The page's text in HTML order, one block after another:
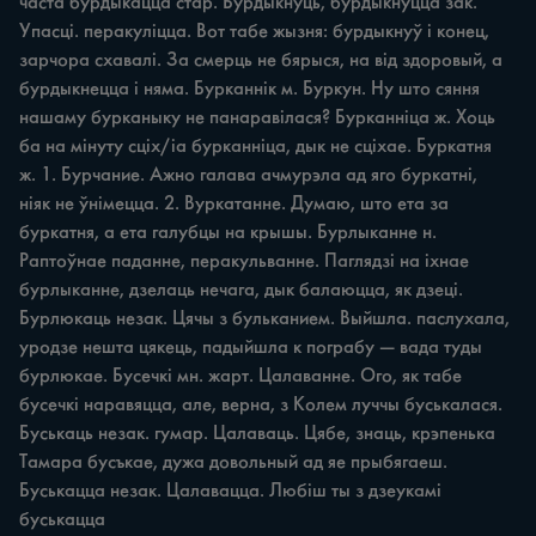
Упасці. перакуліцца. Вот табе жызня: бурдыкнуў i конец,
зарчора схавалі. За смерць не бярыся, на від здоровый, а
бурдыкнецца i няма. Бурканнік м. Буркун. Ну што сяння
нашаму бурканыку не панаравілася? Бурканніца ж. Хоць
ба на мінуту сціх/іа бурканніца, дык не сціхае. Буркатня
ж. 1. Бурчание. Ажно галава ачмурэла ад яго буркатні,
ніяк не ўнімецца. 2. Вуркатанне. Думаю, што ета за
буркатня, а ета галубцы на крышы. Бурлыканне н.
Раптоўнае паданне, перакульванне. Паглядзі на іхнае
бурлыканне, дзелаць нечага, дык балаюцца, як дзеці.
Бурлюкаць незак. Цячы з бульканием. Выйшла. паслухала,
уродзе нешта цякець, падыйшла к пограбу — вада туды
бурлюкае. Бусечкі мн. жарт. Цалаванне. Ого, як табе
бусечкі наравяцца, але, верна, з Колем луччы буськалася.
Буськаць незак. гумар. Цалаваць. Цябе, знаць, крэпенька
Тамара бусъкае, дужа довольный ад яе прыбягаеш.
Буськацца незак. Цалавацца. Любіш ты з дзеукамі
буськацца